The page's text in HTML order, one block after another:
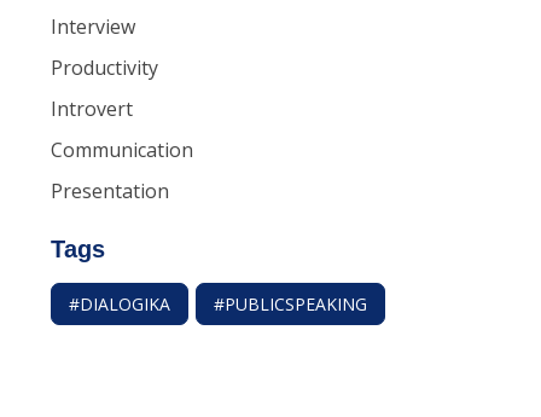
Interview
Productivity
Introvert
Communication
Presentation
Tags
#DIALOGIKA #PUBLICSPEAKING